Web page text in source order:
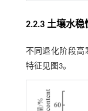
2.2.3 土壤水
不同退化阶段高
特征见图3。